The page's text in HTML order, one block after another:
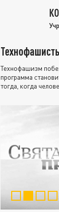
Технофашизм
программа
тогда, когда